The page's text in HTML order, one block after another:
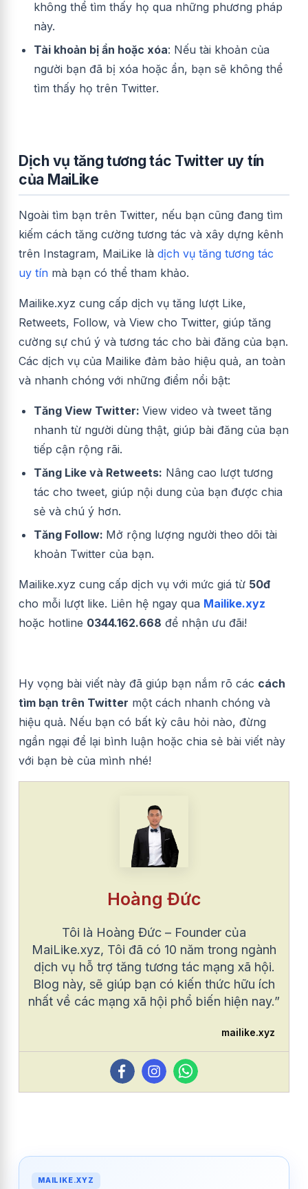
không thể tìm thấy họ qua những phương pháp
này.
Tài khoản bị ẩn hoặc xóa: Nếu tài khoản của
người bạn đã bị xóa hoặc ẩn, bạn sẽ không thể
tìm thấy họ trên Twitter.
Dịch vụ tăng tương tác Twitter uy tín
của MaiLike
Ngoài tìm bạn trên Twitter, nếu bạn cũng đang tìm
kiếm cách tăng cường tương tác và xây dựng kênh
trên Instagram, MaiLike là dịch vụ tăng tương tác
uy tín mà bạn có thể tham khảo.
Mailike.xyz cung cấp dịch vụ tăng lượt Like,
Retweets, Follow, và View cho Twitter, giúp tăng
cường sự chú ý và tương tác cho bài đăng của bạn.
Các dịch vụ của Mailike đảm bảo hiệu quả, an toàn
và nhanh chóng với những điểm nổi bật:
Tăng View Twitter: View video và tweet tăng
nhanh từ người dùng thật, giúp bài đăng của bạn
tiếp cận rộng rãi.
Tăng Like và Retweets: Nâng cao lượt tương
tác cho tweet, giúp nội dung của bạn được chia
sẻ và chú ý hơn.
Tăng Follow: Mở rộng lượng người theo dõi tài
khoản Twitter của bạn.
Mailike.xyz cung cấp dịch vụ với mức giá từ 50đ
cho mỗi lượt like. Liên hệ ngay qua Mailike.xyz
hoặc hotline 0344.162.668 để nhận ưu đãi!
Hy vọng bài viết này đã giúp bạn nắm rõ các cách
tìm bạn trên Twitter một cách nhanh chóng và
hiệu quả. Nếu bạn có bất kỳ câu hỏi nào, đừng
ngần ngại để lại bình luận hoặc chia sẻ bài viết này
với bạn bè của mình nhé!
Hoàng Đức
Tôi là Hoàng Đức – Founder của
MaiLike.xyz, Tôi đã có 10 năm trong ngành
dịch vụ hỗ trợ tăng tương tác mạng xã hội.
Blog này, sẽ giúp bạn có kiến thức hữu ích
nhất về các mạng xã hội phổ biến hiện nay.”
mailike.xyz
MAILIKE.XYZ